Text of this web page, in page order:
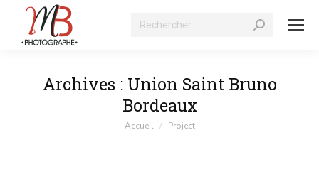
Recherche
Archives : Union Saint Bruno
Bordeaux
Vous êtes ici :
Accueil Project